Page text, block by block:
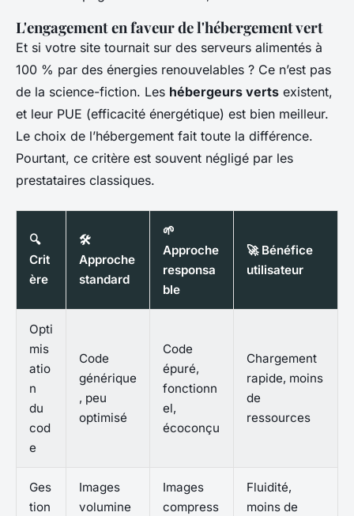
L'engagement en faveur de l'hébergement vert
Et si votre site tournait sur des serveurs alimentés à
100 % par des énergies renouvelables ? Ce n’est pas
de la science-fiction. Les hébergeurs verts existent,
et leur PUE (efficacité énergétique) est bien meilleur.
Le choix de l’hébergement fait toute la différence.
Pourtant, ce critère est souvent négligé par les
prestataires classiques.
🔍
Crit
ère
🛠️
Approche
standard
🌱
Approche
responsa
ble
🚀 Bénéfice
utilisateur
Opti
mis
atio
n
du
cod
e
Code
générique
, peu
optimisé
Code
épuré,
fonctionn
el,
écoconçu
Chargement
rapide, moins
de
ressources
Ges
tion
Images
volumine
Images
compress
Fluidité,
moins de